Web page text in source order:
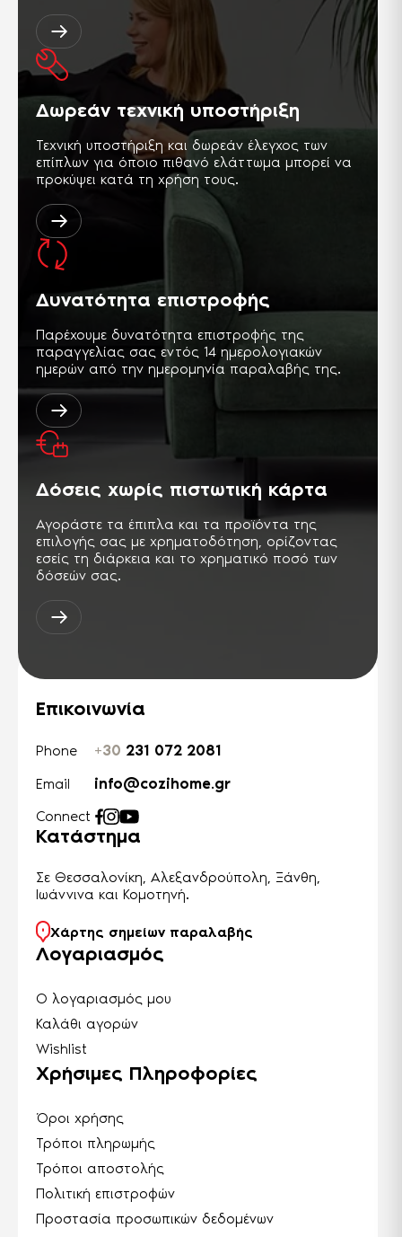
Δωρεάν τεχνική υποστήριξη
Τεχνική υποστήριξη και δωρεάν έλεγχος των
επίπλων για όποιο πιθανό ελάττωμα μπορεί να
προκύψει κατά τη χρήση τους.
Δυνατότητα επιστροφής
Παρέχουμε δυνατότητα επιστροφής της
παραγγελίας σας εντός 14 ημερολογιακών
ημερών από την ημερομηνία παραλαβής της.
Δόσεις χωρίς πιστωτική κάρτα
Αγοράστε τα έπιπλα και τα προϊόντα της
επιλογής σας με χρηματοδότηση, ορίζοντας
εσείς τη διάρκεια και το χρηματικό ποσό των
δόσεών σας.
Επικοινωνία
Phone +30 231 072 2081
Email info@cozihome.gr
Connect
Κατάστημα
Σε Θεσσαλονίκη, Αλεξανδρούπολη, Ξάνθη,
Ιωάννινα και Κομοτηνή.
Χάρτης σημείων παραλαβής
Λογαριασμός
Ο λογαριασμός μου
Καλάθι αγορών
Wishlist
Χρήσιμες Πληροφορίες
Όροι χρήσης
Τρόποι πληρωμής
Τρόποι αποστολής
Πολιτική επιστροφών
Προστασία προσωπικών δεδομένων